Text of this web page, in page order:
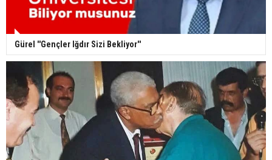
Gürel ''Gençler Iğdır Sizi Bekliyor''